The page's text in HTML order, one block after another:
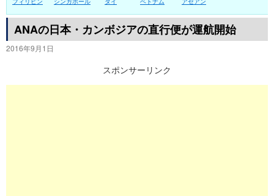
キ
ッ
フィリピン シンガポール タイ ベトナム アセアン
ANAの日本・カンボジアの直行便が運航開始
2016年9月1日
スポンサーリンク